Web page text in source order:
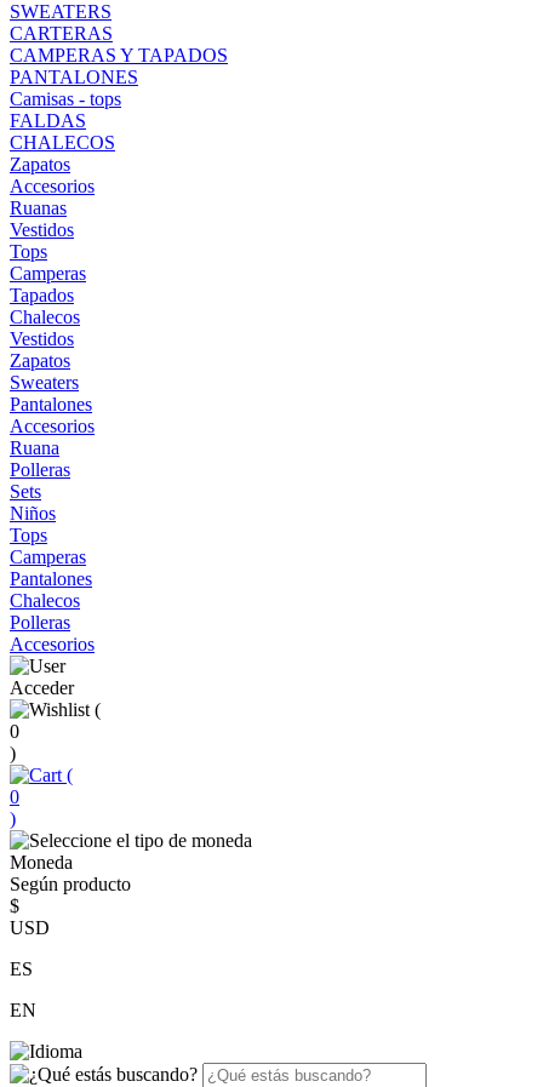
SWEATERS
CARTERAS
CAMPERAS Y TAPADOS
PANTALONES
Camisas - tops
FALDAS
CHALECOS
Zapatos
Accesorios
Ruanas
Vestidos
Tops
Camperas
Tapados
Chalecos
Vestidos
Zapatos
Sweaters
Pantalones
Accesorios
Ruana
Polleras
Sets
Niños
Tops
Camperas
Pantalones
Chalecos
Polleras
Accesorios
Acceder
(
0
)
(
0
)
Moneda
Según producto
$
USD
ES
EN